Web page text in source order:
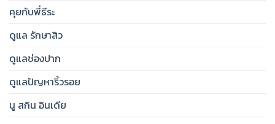
คุยกับพี่ธีระ
ดูแล รักษาสิว
ดูแลช่องปาก
ดูแลปัญหาริ้วรอย
นู สกิน อินเดีย